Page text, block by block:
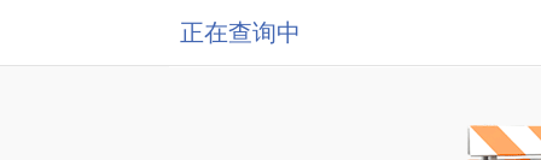
正在查询中